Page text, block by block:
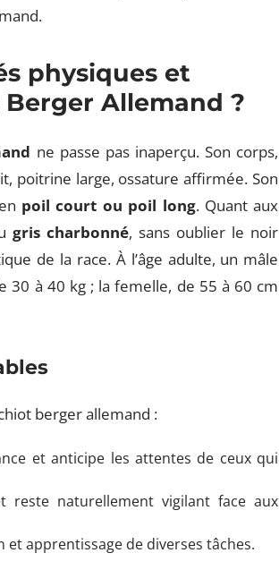
physiques et
Allemand ?
ne passe pas inaperçu. Son corps,
poitrine large, ossature affirmée. Son
poil court ou poil long. Quant aux
gris charbonné, sans oublier le noir
de la race. À l’âge adulte, un mâle
à 40 kg ; la femelle, de 55 à 60 cm
berger allemand :
et anticipe les attentes de ceux qui
naturellement vigilant face aux
apprentissage de diverses tâches.